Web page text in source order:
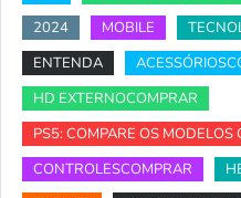
2024
MOBILE
ENTENDA
HD EXTERNOCOMPRAR
PS5: COMPARE OS MODELOS
CONTROLESCOMPRAR